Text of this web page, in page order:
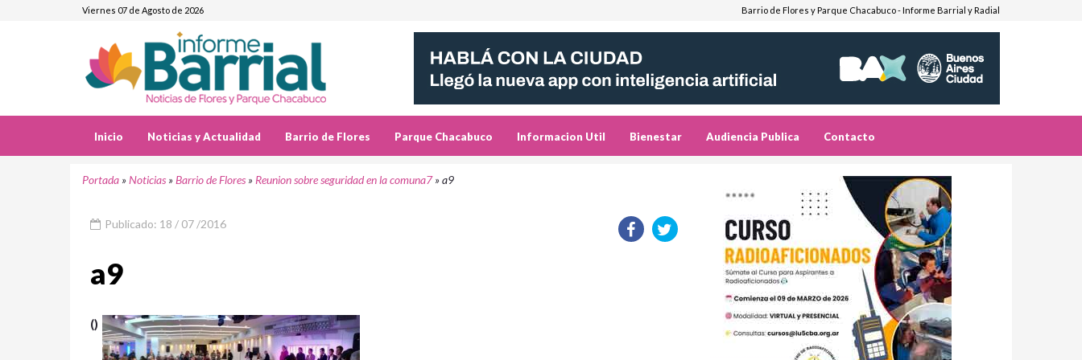
Viernes 07 de Agosto de 2026 Barrio de Flores y Parque Chacabuco - Informe Barrial y Radial
Inicio Noticias y Actualidad Barrio de Flores Parque Chacabuco Informacion Util Bienestar Audiencia Publica Contacto
Portada »Noticias »Barrio de Flores » Reunion sobre seguridad en la comuna7»a9
Publicado: 18 / 07 /2016
a9
()